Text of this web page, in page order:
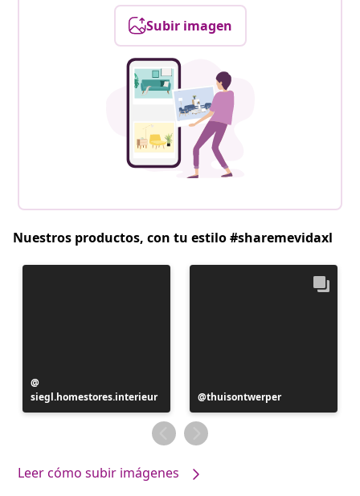
Subir imagen
Nuestros productos, con tu estilo #sharemevidaxl
realizada
por
siegl.homestores.interieur
Publicación
realizada
por
thuisontwerper
Leer cómo subir imágenes